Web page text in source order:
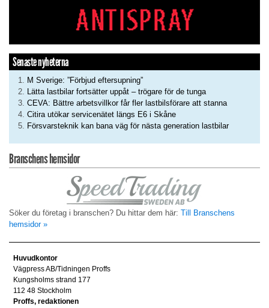
Senaste nyheterna
M Sverige: ”Förbjud eftersupning”
Lätta lastbilar fortsätter uppåt – trögare för de tunga
CEVA: Bättre arbetsvillkor får fler lastbilsförare att stanna
Citira utökar servicenätet längs E6 i Skåne
Försvarsteknik kan bana väg för nästa generation lastbilar
Branschens hemsidor
Söker du företag i branschen? Du hittar dem här: Till Branschens
hemsidor »
Huvudkontor
Vägpress AB/Tidningen Proffs
Kungsholms strand 177
112 48 Stockholm
Proffs, redaktionen